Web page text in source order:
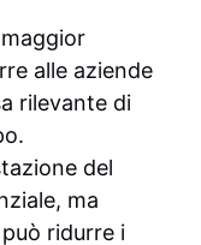
alle aziende
rilevante di
del
ma
ridurre i